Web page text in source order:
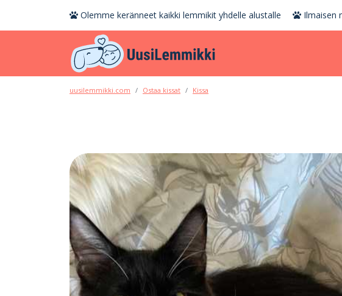
Olemme keränneet kaikki lemmikit yhdelle alustalle Ilmaisen
uusilemmikki.com Ostaa kissat Kissa